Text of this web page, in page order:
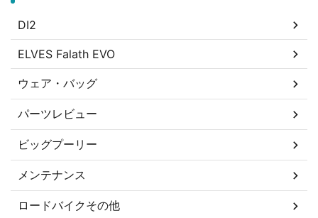
DI2
ELVES Falath EVO
ウェア・バッグ
パーツレビュー
ビッグプーリー
メンテナンス
ロードバイクその他